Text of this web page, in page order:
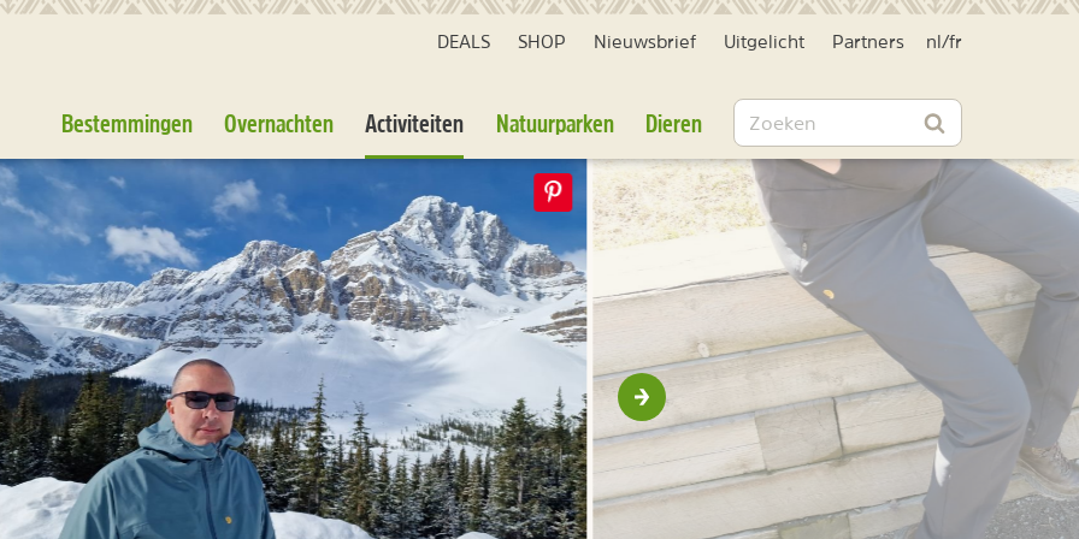
DEALS SHOP Nieuwsbrief Uitgelicht Partners nl /fr
Bestemmingen Overnachten Activiteiten Natuurparken Dieren Zoeken
Zoeken
Volgende